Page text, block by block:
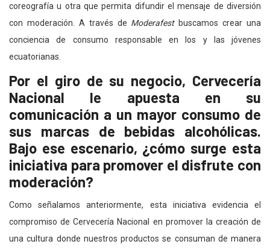
coreografía u otra que permita difundir el mensaje de diversión
con moderación. A través de Moderafestbuscamos crear una
conciencia de consumo responsable en los y las jóvenes
ecuatorianas.
Por el giro de su negocio, Cervecería
Nacional le apuesta en su
comunicación a un mayor consumo de
sus marcas de bebidas alcohólicas.
Bajo ese escenario, ¿cómo surge esta
iniciativa para promover el disfrute con
moderación?
Como señalamos anteriormente, esta iniciativa evidencia el
compromiso de Cervecería Nacional en promover la creación de
una cultura donde nuestros productos se consuman de manera